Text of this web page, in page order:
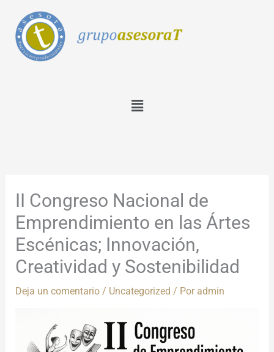
contenido
Menú
II Congreso Nacional de
Emprendimiento en las Ártes
Escénicas; Innovación,
Creatividad y Sostenibilidad
Deja un comentario / Uncategorized / Por admin